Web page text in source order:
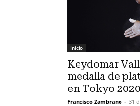
Inicio
Keydomar
medalla de
en Tokyo 2020
Francisco Zambrano - 31